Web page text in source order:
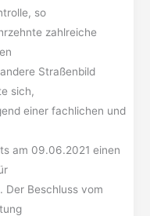
so
zahlreiche
Straßenbild
sich,
einer fachlichen und
am 09.06.2021 einen
Der Beschluss vom